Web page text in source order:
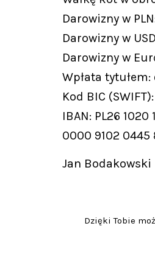
Darowizny w
Darowizny w
Darowizny w
Wpłata
Kod BIC
IBAN: PL26 1020
0000 9102 0445
Jan Bodakowski
Dzięki Tobie